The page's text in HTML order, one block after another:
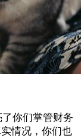
你们掌管财务
情况，你们也